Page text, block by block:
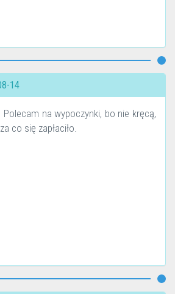
14
Polecam na wypoczynki, bo nie kręcą,
co się zapłaciło.